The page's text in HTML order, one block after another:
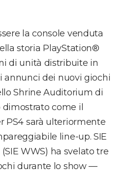
la console venduta
storia PlayStation®
di unità distribuite in
annunci dei nuovi giochi
Shrine Auditorium di
come il
PS4 sarà ulteriormente
line-up. SIE
WWS) ha svelato tre
durante lo show —